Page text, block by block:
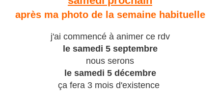
après ma photo de la semaine habituelle
j'ai commencé à animer ce rdv
le samedi 5 septembre
nous serons
le samedi 5 décembre
ça fera 3 mois d'existence